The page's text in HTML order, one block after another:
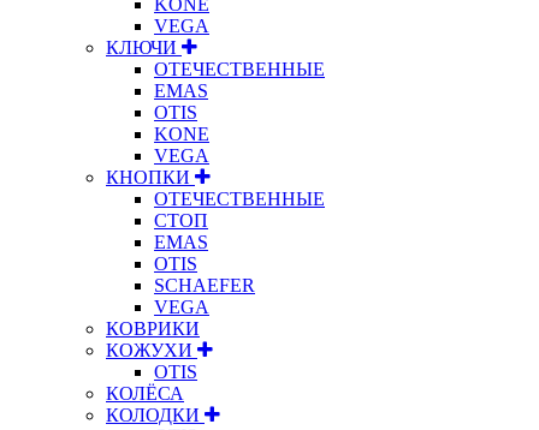
VEGA
КЛЮЧИ
ОТЕЧЕСТВЕННЫЕ
EMAS
OTIS
KONE
VEGA
КНОПКИ
ОТЕЧЕСТВЕННЫЕ
СТОП
EMAS
OTIS
SCHAEFER
VEGA
КОВРИКИ
КОЖУХИ
OTIS
КОЛЁСА
КОЛОДКИ